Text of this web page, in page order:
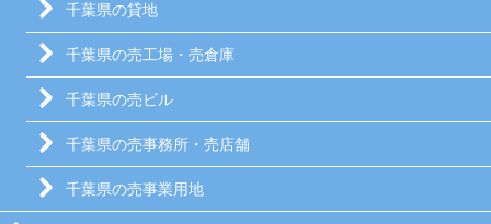
千葉県の貸地
千葉県の売工場・売倉庫
千葉県の売ビル
千葉県の売事務所・売店舗
千葉県の売事業用地